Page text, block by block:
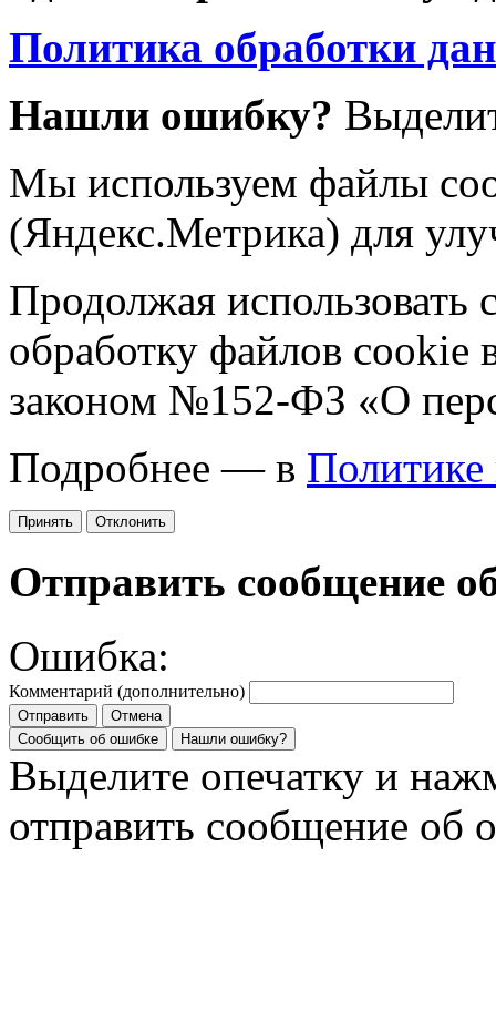
Политика обработки
Нашли ошибку?
Мы используем файлы
(Яндекс.Метрика) для
Продолжая использовать
обработку файлов cookie
законом №152-ФЗ «О
Подробнее — в Политике
Принять Отклонить
Отправить сообщение
Ошибка:
Комментарий (дополнительно)
Отправить
Отмена
Сообщить об ошибке
Нашли ошибку?
Выделите опечатку и
отправить сообщение об